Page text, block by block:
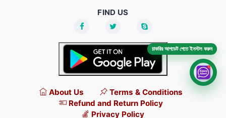
FIND US
About Us
Terms & Conditions
Refund and Return Policy
Privacy Policy
চাকরির আপডেট পেতে ইনস্টল করুন